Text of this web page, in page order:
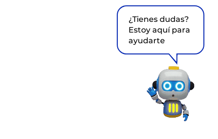
¿Tienes dudas?
Estoy aquí para
ayudarte